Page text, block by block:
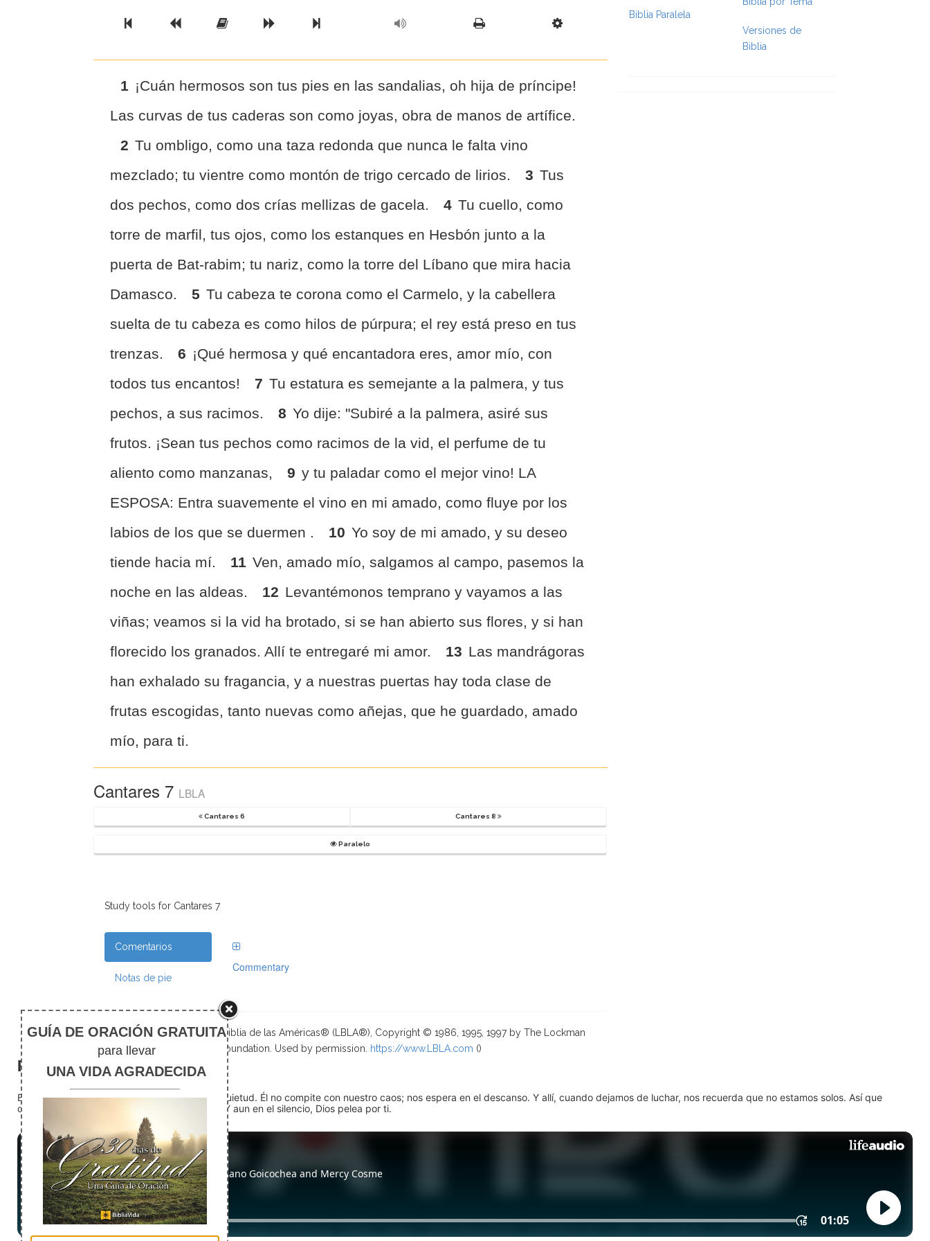
Previous BookPrevious Chapter
Read the Full Chapter
Next Chapter
Next Book Scripture Formatting
1 ¡Cuán hermosos son tus pies en las sandalias, oh hija de príncipe!
Las curvas de tus caderas son como joyas, obra de manos de artífice.
2 Tu ombligo, como una taza redonda que nunca le falta vino
mezclado; tu vientre como montón de trigo cercado de lirios.
3 Tus
dos pechos, como dos crías mellizas de gacela.
4 Tu cuello, como
torre de marfil, tus ojos, como los estanques en Hesbón junto a la
puerta de Bat-rabim; tu nariz, como la torre del Líbano que mira hacia
Damasco.
5 Tu cabeza te corona como el Carmelo, y la cabellera
suelta de tu cabeza es como hilos de púrpura; el rey está preso en tus
trenzas.
6 ¡Qué hermosa y qué encantadora eres, amor mío, con
todos tus encantos!
7 Tu estatura es semejante a la palmera, y tus
pechos, a sus racimos.
8 Yo dije: "Subiré a la palmera, asiré sus
frutos. ¡Sean tus pechos como racimos de la vid, el perfume de tu
aliento como manzanas,
9 y tu paladar como el mejor vino! LA
ESPOSA: Entra suavemente el vino en mi amado, como fluye por los
labios de los que se duermen .
10 Yo soy de mi amado, y su deseo
tiende hacia mí.
11 Ven, amado mío, salgamos al campo, pasemos la
noche en las aldeas.
12 Levantémonos temprano y vayamos a las
viñas; veamos si la vid ha brotado, si se han abierto sus flores, y si han
florecido los granados. Allí te entregaré mi amor.
13 Las mandrágoras
han exhalado su fragancia, y a nuestras puertas hay toda clase de
frutas escogidas, tanto nuevas como añejas, que he guardado, amado
mío, para ti.
Cantares 7 LBLA
Cantares 6 Cantares 8
Paralelo
Study tools for Cantares 7
Comentarios
Notas de pie
Commentary
Scripture taken from La Biblia de las Américas® (LBLA®), Copyright © 1986, 1995, 1997 by The Lockman
Foundation. Used by permission.
https://www.LBLA.com ()
Biblia Paralela
Versiones de
Biblia
El silencio
En medio del ruido, Dios nos encuentra en la quietud. Él no compite con nuestro caos; nos espera en el descanso. Y allí, cuando dejamos de luchar, nos recuerda que no estamos solos. Así que
detente (quédate quieto) Dios está presente. Y aun en el silencio, Dios pelea por ti.